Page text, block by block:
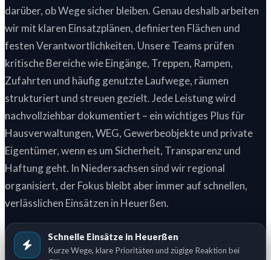
darüber, ob Wege sicher bleiben. Genau deshalb arbeiten
wir mit klaren Einsatzplänen, definierten Flächen und
festen Verantwortlichkeiten. Unsere Teams prüfen
kritische Bereiche wie Eingänge, Treppen, Rampen,
Zufahrten und häufig genutzte Laufwege, räumen
strukturiert und streuen gezielt. Jede Leistung wird
nachvollziehbar dokumentiert – ein wichtiges Plus für
Hausverwaltungen, WEG, Gewerbeobjekte und private
Eigentümer, wenn es um Sicherheit, Transparenz und
Haftung geht. In Niedersachsen sind wir regional
organisiert, der Fokus bleibt aber immer auf schnellen,
verlässlichen Einsätzen in Heuerßen.
Schnelle Einsätze in Heuerßen
Kurze Wege, klare Prioritäten und zügige Reaktion bei